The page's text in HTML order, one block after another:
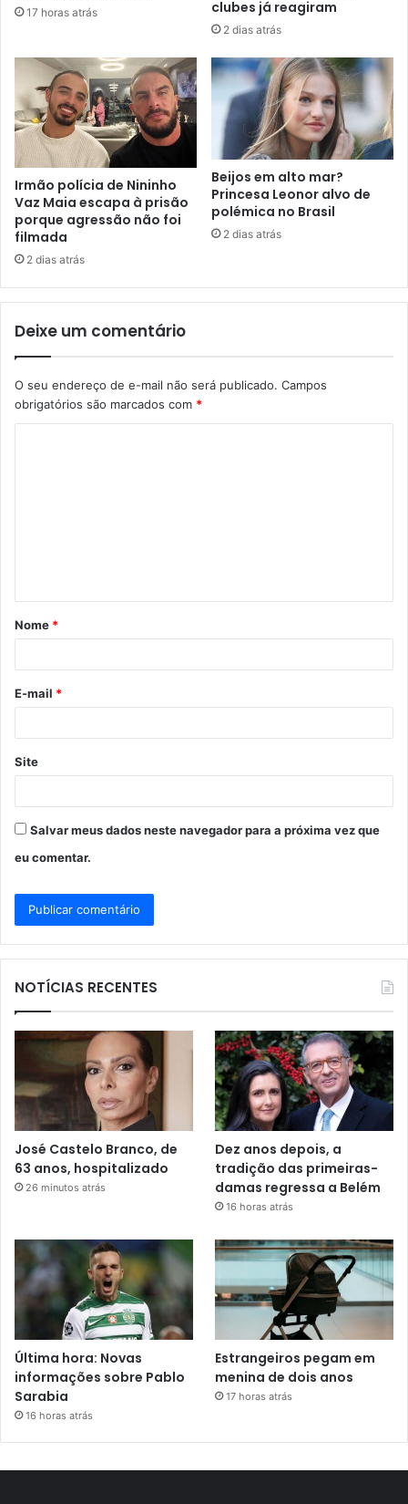
17 horas atrás
clubes já reagiram
2 dias atrás
Irmão polícia de Nininho
Vaz Maia escapa à prisão
porque agressão não foi
filmada
2 dias atrás
Beijos em alto mar?
Princesa Leonor alvo de
polémica no Brasil
2 dias atrás
Deixe um comentário
O seu endereço de e-mail não será publicado. Campos
obrigatórios são marcados com *
á
r
*
Nome *
E-mail *
Site
Salvar meus dados neste navegador para a próxima vez que
eu comentar.
NOTÍCIAS RECENTES
José Castelo Branco, de
63 anos, hospitalizado
26 minutos atrás
Dez anos depois, a
tradição das primeiras-
damas regressa a Belém
16 horas atrás
Última hora: Novas
informações sobre Pablo
Sarabia
16 horas atrás
Estrangeiros pegam em
menina de dois anos
17 horas atrás